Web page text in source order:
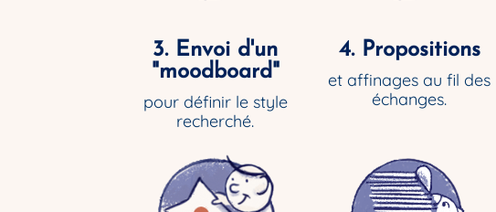
3. Envoi d'un
"moodboard"
pour définir le style
recherché.
4. Propositions
et affinages au fil des
échanges.